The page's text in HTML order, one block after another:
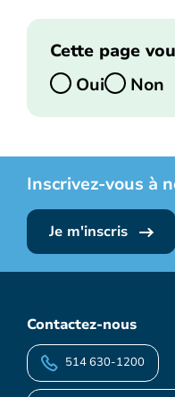
Cette page
Oui
Non
Inscrivez-vous à
Je m'inscris
Contactez-nous
514 630-1200